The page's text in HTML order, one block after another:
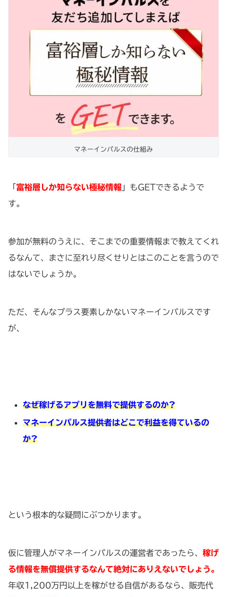
マネーインパルスの仕組み
富裕層しか知らない極秘情報 」もGETできるようで
す。
参加が無料のうえに、そこまでの重要情報まで教えてくれ
るなんて、まさに至れり尽くせりとはこのことを言うので
はないでしょうか。
ただ、そんなプラス要素しかないマネーインパルスです
が、
なぜ稼げるアプリを無料で提供するのか?
マネーインパルス提供者はどこで利益を得ているの
か?
という根本的な疑問にぶつかります。
仮に管理人がマネーインパルスの運営者であったら、 稼げ
る情報を無償提供するなんて絶対にありえないでしょう。
年収1,200万円以上を稼がせる自信があるなら、販売代